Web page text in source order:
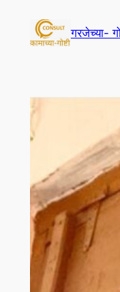
content
गरजेच्या-